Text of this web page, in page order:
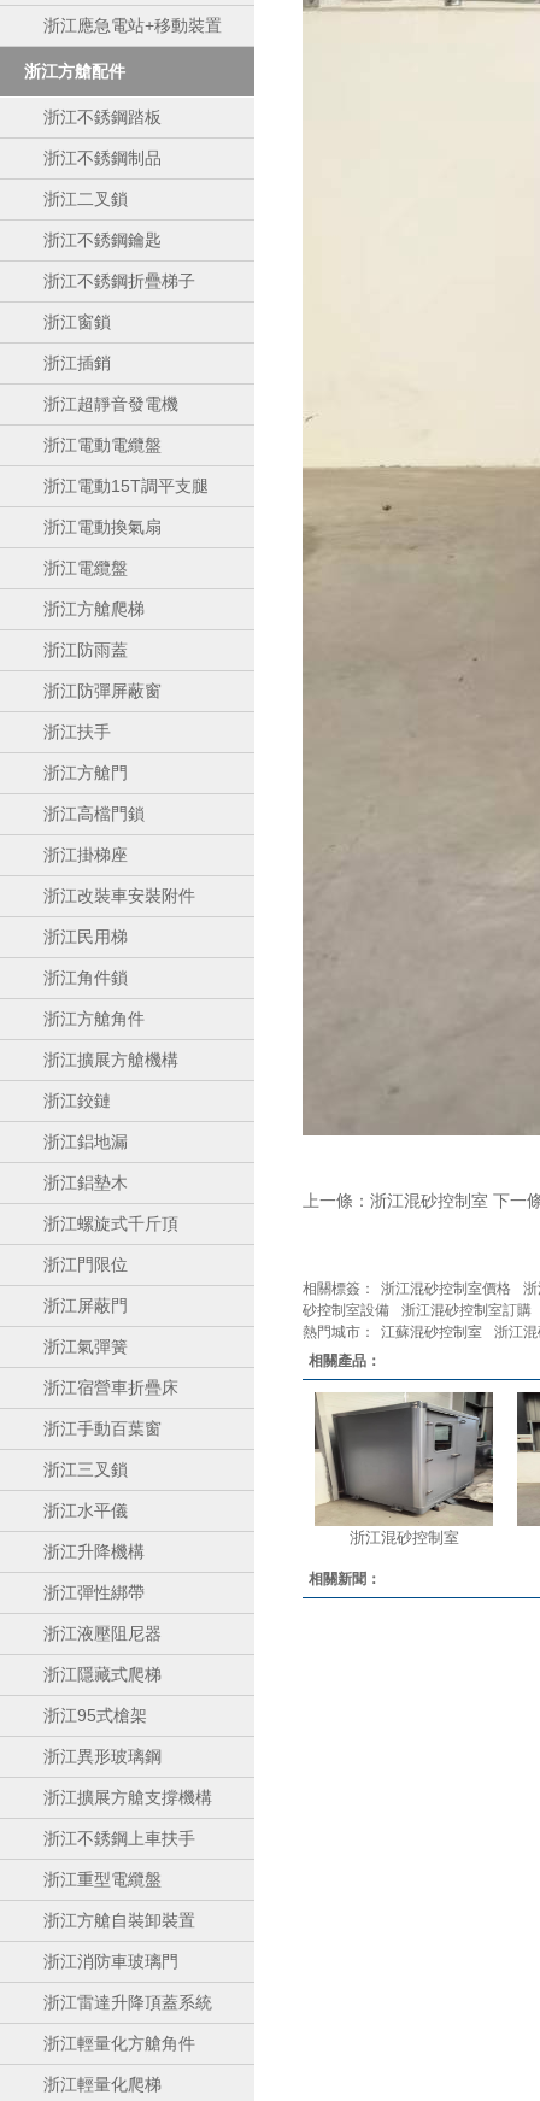
浙江應急電站+移動裝置
浙江方艙配件
浙江不銹鋼踏板
浙江不銹鋼制品
浙江二叉鎖
浙江不銹鋼鑰匙
浙江不銹鋼折疊梯子
浙江窗鎖
浙江插銷
浙江超靜音發電機
浙江電動電纜盤
浙江電動15T調平支腿
浙江電動換氣扇
浙江電纜盤
浙江方艙爬梯
浙江防雨蓋
浙江防彈屏蔽窗
浙江扶手
浙江方艙門
浙江高檔門鎖
浙江掛梯座
浙江改裝車安裝附件
浙江民用梯
浙江角件鎖
浙江方艙角件
浙江擴展方艙機構
浙江鉸鏈
浙江鋁地漏
浙江鋁墊木
浙江螺旋式千斤頂
浙江門限位
浙江屏蔽門
浙江氣彈簧
浙江宿營車折疊床
浙江手動百葉窗
浙江三叉鎖
浙江水平儀
浙江升降機構
浙江彈性綁帶
浙江液壓阻尼器
浙江隱藏式爬梯
浙江95式槍架
浙江異形玻璃鋼
浙江擴展方艙支撐機構
浙江不銹鋼上車扶手
浙江重型電纜盤
浙江方艙自裝卸裝置
浙江消防車玻璃門
浙江雷達升降頂蓋系統
浙江輕量化方艙角件
浙江輕量化爬梯
上一條： 浙江混砂控制室 下一
相關標簽： 浙江混砂控制室價格
砂控制室設備
浙江混砂控制室訂購
熱門城市：
江蘇混砂控制室
浙江
相關產品：
浙江混砂控制室
相關新聞：